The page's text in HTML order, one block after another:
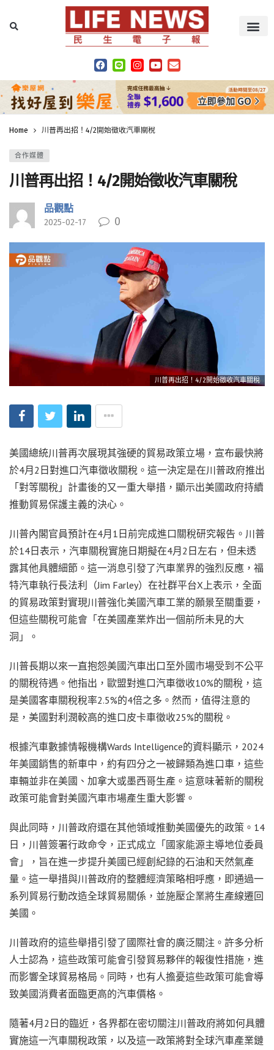
Home 川普再出招！4/2開始徵收汽車關稅
合作媒體
川普再出招！4/2開始徵收汽車關稅
品觀點
2025-02-17 0
川普再出招！4/2開始徵收汽車關稅
美國總統川普再次展現其強硬的貿易政策立場，宣布最快將
於4月2日對進口汽車徵收關稅。這一決定是在川普政府推出
「對等關稅」計畫後的又一重大舉措，顯示出美國政府持續
推動貿易保護主義的決心。
川普內閣官員預計在4月1日前完成進口關稅研究報告。川普
於14日表示，汽車關稅實施日期擬在4月2日左右，但未透
露其他具體細節。這一消息引發了汽車業界的強烈反應，福
特汽車執行長法利（Jim Farley）在社群平台X上表示，全面
的貿易政策對實現川普強化美國汽車工業的願景至關重要，
但這些關稅可能會「在美國產業炸出一個前所未見的大
洞」。
川普長期以來一直抱怨美國汽車出口至外國市場受到不公平
的關稅待遇。他指出，歐盟對進口汽車徵收10%的關稅，這
是美國客車關稅稅率2.5%的4倍之多。然而，值得注意的
是，美國對利潤較高的進口皮卡車徵收25%的關稅。
根據汽車數據情報機構Wards Intelligence的資料顯示，2024
年美國銷售的新車中，約有四分之一被歸類為進口車，這些
車輛並非在美國、加拿大或墨西哥生產。這意味著新的關稅
政策可能會對美國汽車市場產生重大影響。
與此同時，川普政府還在其他領域推動美國優先的政策。14
日，川普簽署行政命令，正式成立「國家能源主導地位委員
會」，旨在進一步提升美國已經創紀錄的石油和天然氣產
量。這一舉措與川普政府的整體經濟策略相呼應，即通過一
系列貿易行動改造全球貿易關係，並施壓企業將生產線遷回
美國。
川普政府的這些舉措引發了國際社會的廣泛關注。許多分析
人士認為，這些政策可能會引發貿易夥伴的報復性措施，進
而影響全球貿易格局。同時，也有人擔憂這些政策可能會導
致美國消費者面臨更高的汽車價格。
隨著4月2日的臨近，各界都在密切關注川普政府將如何具體
實施這一汽車關稅政策，以及這一政策將對全球汽車產業鏈